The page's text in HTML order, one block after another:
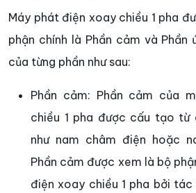
Máy phát điện xoay chiều 1 pha
phận chính là Phần cảm và Phần
của từng phần như sau:
Phần cảm: Phần cảm của
chiều 1 pha được cấu tạo từ
như nam châm điện hoặc
Phần cảm được xem là bộ
điện xoay chiều 1 pha bởi